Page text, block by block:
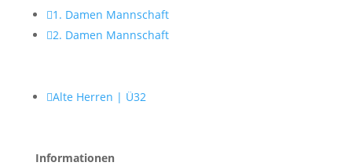
1. Damen Mannschaft
2. Damen Mannschaft
Alte Herren | Ü32
Informationen